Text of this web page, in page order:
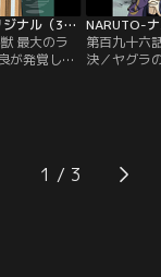
NARUTO-ナルト- オリジナル（3） 動乱編 第195話
最大のラ
が発覚した
例としてガ
になったヤ
第百九十六
決／ヤグラ
つけたリー
木人城に飛
1